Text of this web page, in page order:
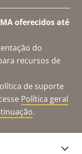
oferecidos até
do
recursos de
de suporte
Política geral
.